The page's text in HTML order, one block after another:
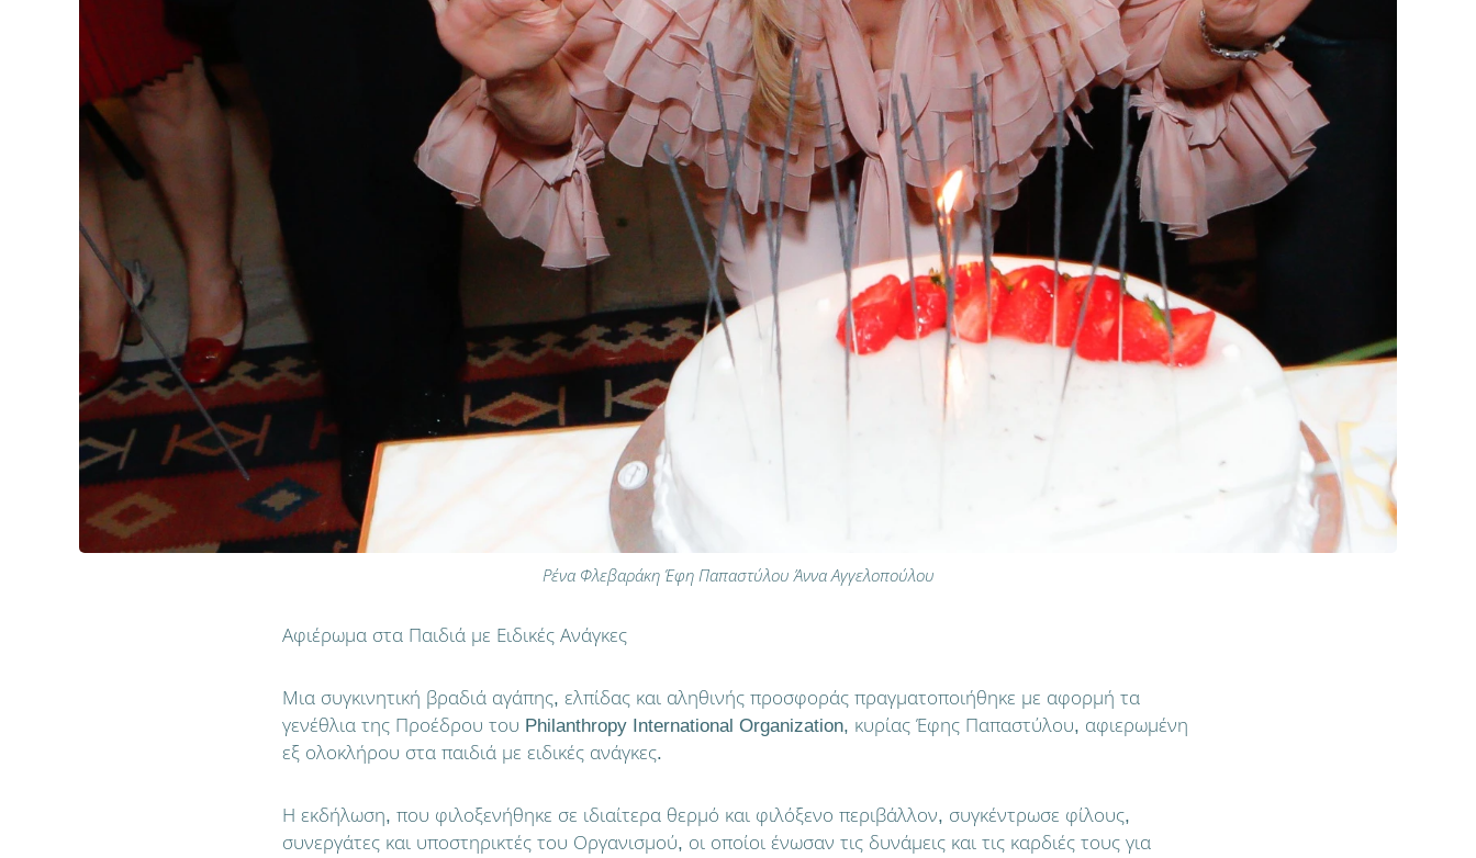
Ρένα Φλεβαράκη Έφη Παπαστύλου Άννα Αγγελοπούλου
Αφιέρωμα στα Παιδιά με Ειδικές Ανάγκες
Μια συγκινητική βραδιά αγάπης, ελπίδας και αληθινής προσφοράς πραγματοποιήθηκε με αφορμή τα
γενέθλια της Προέδρου του Philanthropy International Organization, κυρίας Έφης Παπαστύλου, αφιερωμένη
εξ ολοκλήρου στα παιδιά με ειδικές ανάγκες.
Η εκδήλωση, που φιλοξενήθηκε σε ιδιαίτερα θερμό και φιλόξενο περιβάλλον, συγκέντρωσε φίλους,
συνεργάτες και υποστηρικτές του Οργανισμού, οι οποίοι ένωσαν τις δυνάμεις και τις καρδιές τους για